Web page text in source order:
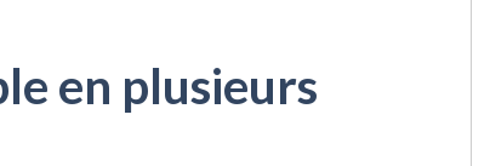
en plusieurs